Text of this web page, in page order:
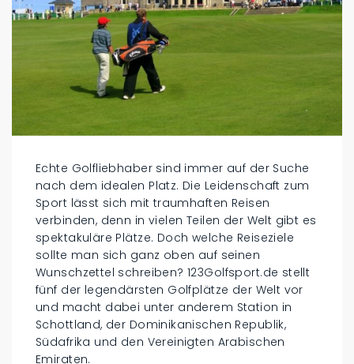
Echte Golfliebhaber sind immer auf der Suche
nach dem idealen Platz. Die Leidenschaft zum
Sport lässt sich mit traumhaften Reisen
verbinden, denn in vielen Teilen der Welt gibt es
spektakuläre Plätze. Doch welche Reiseziele
sollte man sich ganz oben auf seinen
Wunschzettel schreiben? 123Golfsport.de stellt
fünf der legendärsten Golfplätze der Welt vor
und macht dabei unter anderem Station in
Schottland, der Dominikanischen Republik,
Südafrika und den Vereinigten Arabischen
Emiraten.